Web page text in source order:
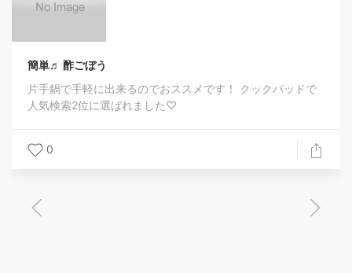
ぼう
軽に出来るのでおススメです！ クックパッドで
位に選ばれました♡